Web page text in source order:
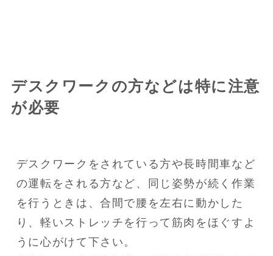
デスクワークの方などは特に注意
が必要
デスクワークをされている方や長時間車など
の運転をされる方など、同じ姿勢が続く作業
を行うときは、合間で腰を左右に動かした
り、軽いストレッチを行って筋肉をほぐすよ
うに心がけて下さい。